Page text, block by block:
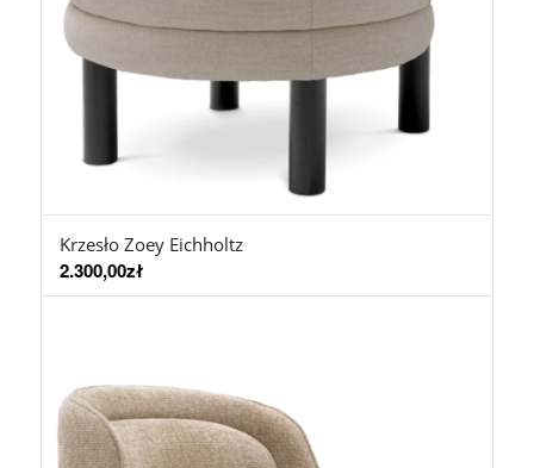
Krzesło Zoey Eichholtz
2.300,00zł